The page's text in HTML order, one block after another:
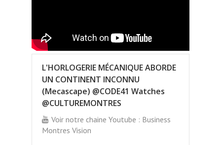
L'HORLOGERIE MÉCANIQUE ABORDE
UN CONTINENT INCONNU
(Mecascape) @CODE41 Watches
@CULTUREMONTRES
Voir notre chaine Youtube : Business
Montres Vision